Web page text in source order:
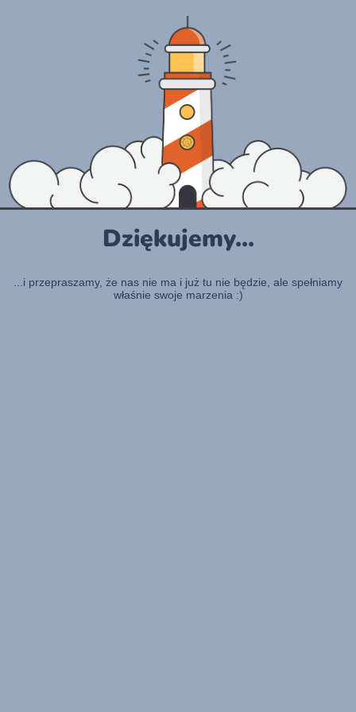
Dziękujemy...
...i przepraszamy, że nas nie ma i już tu nie będzie, ale spełniamy
właśnie swoje marzenia :)